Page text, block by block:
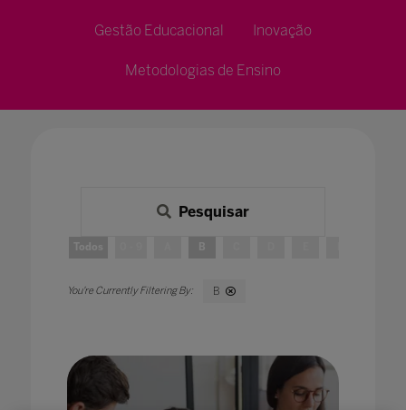
Gestão Educacional Inovação
Metodologias de Ensino
Pesquisar
Todos B
B